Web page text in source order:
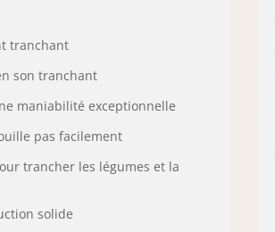
tranchant
son tranchant
maniabilité exceptionnelle
pas facilement
trancher les légumes et la
solide